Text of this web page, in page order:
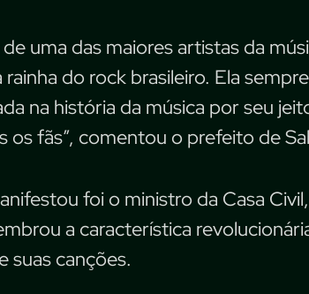
uma das maiores artistas da
do rock brasileiro. Ela
na história da música por seu
os fãs”, comentou o prefeito de
foi o ministro da Casa
a característica
suas canções.